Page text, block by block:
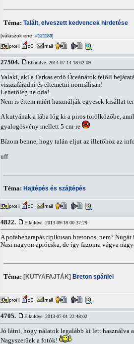
Téma: Talált, elveszett kedvencek hirdetése
[válaszok erre: #121183]
27504. Elküldve: 2014-07-14 18:02:09
Valaki, aki a Farkas erdő Óceánárok felőli
visszafáradni és eltemetni normálisan!
Lehetőleg ne oda!
Nem is értem miért használják egyesek kisállat
A kutyának a lába lóg ki a piros törölközőbe,
gyalogösvény mellett 5 cm-re
Bízom benne, hogy talán eljut az illetőhöz az
uff
Téma: Hajtépés és szájtépés
4822. Elküldve: 2013-09-18 00:37:29
A pofabeharapás tipikusan bretonos, nem?
Nasi nagyon aprócska, de így fazonra vágva
Téma: [KUTYAFAJTÁK] Breton spániel
4705. Elküldve: 2013-07-01 22:48:02
Jó látni, hogy nálatok legalább ki lett használva
Nagyszerűek a fotók!